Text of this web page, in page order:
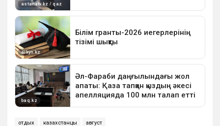
отдых казахстанцы август